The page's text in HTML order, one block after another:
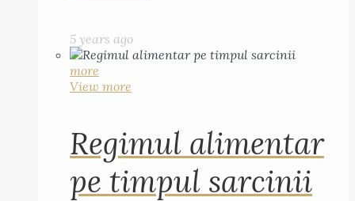
5 years ago
more
View more
Regimul alimentar
pe timpul sarcinii